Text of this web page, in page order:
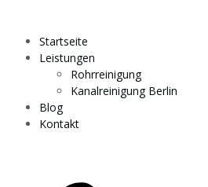
Startseite
Leistungen
Rohrreinigung
Kanalreinigung Berlin
Blog
Kontakt